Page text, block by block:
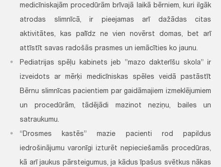
medicīniskajām procedūrām brīvajā laikā bērniem, kuri ilgāk
atrodas slimnīcā, ir pieejamas arī dažādas citas
aktivitātes, kas palīdz ne vien novērst domas, bet arī
attīstīt savas radošās prasmes un iemācīties ko jaunu.
Pediatrijas spēļu kabinets jeb ”mazo dakterīšu skola” ir
izveidots ar mērķi medicīniskas spēles veidā pastāstīt
Bērnu slimnīcas pacientiem par gaidāmajiem izmeklējumiem
un procedūrām, tādējādi mazinot neziņu, bailes un
satraukumu.
“Drosmes kastēs” mazie pacienti rod papildus
iedrošinājumu varonīgi izturēt nepieciešamās procedūras,
kā arī jaukus pārsteigumus, ja kādus īpašus svētkus nākas